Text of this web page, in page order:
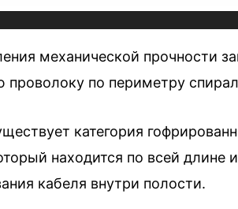
механической прочности
проволоку по периметру
категория
находится по всей
кабеля внутри полости.